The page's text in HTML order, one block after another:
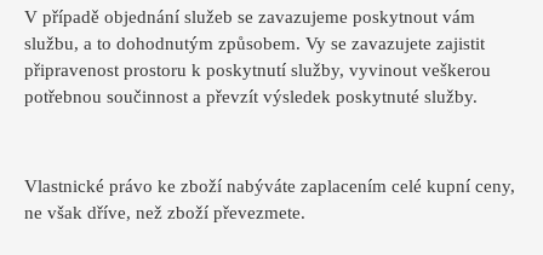
V případě objednání služeb se zavazujeme poskytnout vám
službu, a to dohodnutým způsobem. Vy se zavazujete zajistit
připravenost prostoru k poskytnutí služby, vyvinout veškerou
potřebnou součinnost a převzít výsledek poskytnuté služby.
Vlastnické právo ke zboží nabýváte zaplacením celé kupní ceny,
ne však dříve, než zboží převezmete.